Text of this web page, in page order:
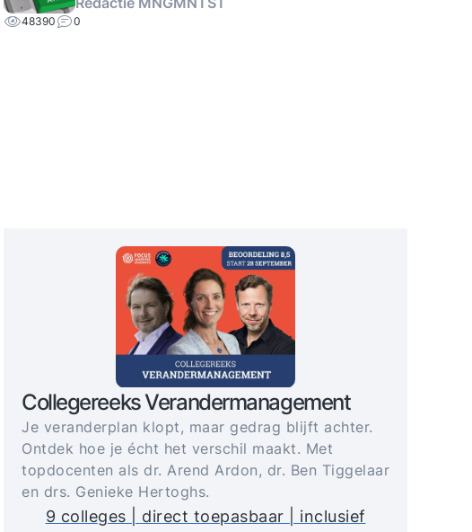
48390 0
Collegereeks Verandermanagement
Je veranderplan klopt, maar gedrag blijft achter.
Ontdek hoe je écht het verschil maakt. Met
topdocenten als dr. Arend Ardon, dr. Ben Tiggelaar
en drs. Genieke Hertoghs.
9 colleges | direct toepasbaar | inclusief